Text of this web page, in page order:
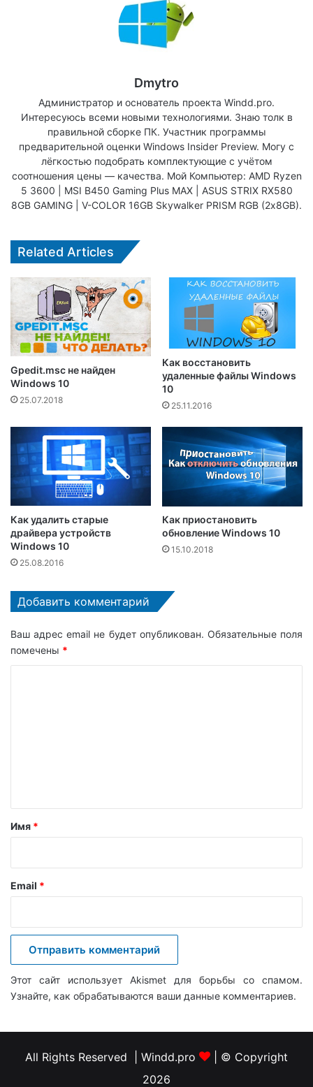
Dmytro
Администратор и основатель проекта Windd.pro.
Интересуюсь всеми новыми технологиями. Знаю толк в
правильной сборке ПК. Участник программы
предварительной оценки Windows Insider Preview. Могу с
лёгкостью подобрать комплектующие с учётом
соотношения цены — качества. Мой Компьютер: AMD Ryzen
5 3600 | MSI B450 Gaming Plus MAX | ASUS STRIX RX580
8GB GAMING | V-COLOR 16GB Skywalker PRISM RGB (2х8GB).
Related Articles
Gpedit.msc не найден
Windows 10
25.07.2018
Как восстановить
удаленные файлы Windows
10
25.11.2016
Как удалить старые
драйвера устройств
Windows 10
25.08.2016
Как приостановить
обновление Windows 10
15.10.2018
Добавить комментарий
Ваш адрес email не будет опубликован. Обязательные поля
помечены *
а
й
Имя *
Email *
Этот сайт использует Akismet для борьбы со спамом.
Узнайте, как обрабатываются ваши данные комментариев.
All Rights Reserved | Windd.pro
| © Copyright
2026